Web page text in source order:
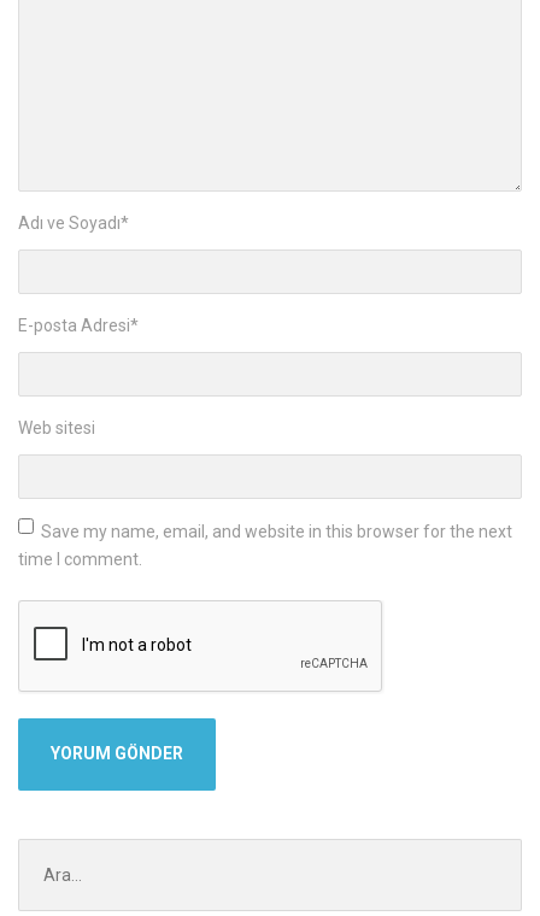
Adı ve Soyadı*
E-posta Adresi*
Web sitesi
Save my name, email, and website in this browser for the next
time I comment.
ara: